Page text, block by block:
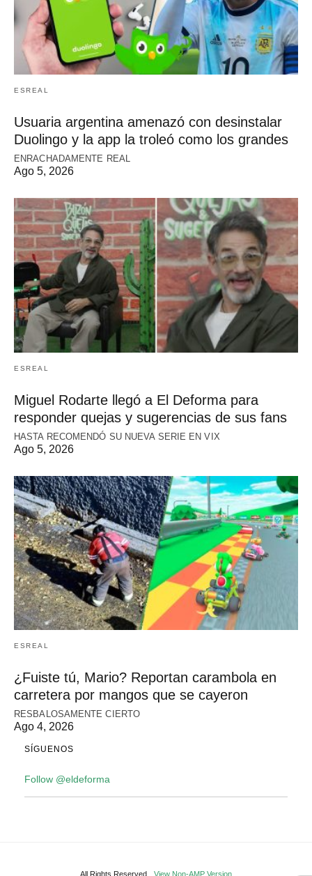
ESREAL
Usuaria argentina amenazó con desinstalar
Duolingo y la app la troleó como los grandes
ENRACHADAMENTE REAL
Ago 5, 2026
ESREAL
Miguel Rodarte llegó a El Deforma para
responder quejas y sugerencias de sus fans
HASTA RECOMENDÓ SU NUEVA SERIE EN VIX
Ago 5, 2026
ESREAL
¿Fuiste tú, Mario? Reportan carambola en
carretera por mangos que se cayeron
RESBALOSAMENTE CIERTO
Ago 4, 2026
SÍGUENOS
Follow @eldeforma
All Rights Reserved View Non-AMP Version